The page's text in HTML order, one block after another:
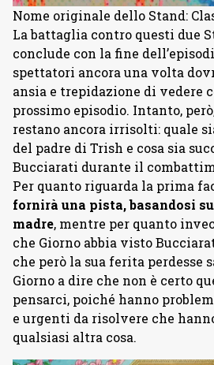
Nome originale dello Stand:
La battaglia contro questi due
conclude con la fine
spettatori ancora una volta
ansia e trepidazione di vedere
prossimo episodio. Intanto,
restano ancora irrisolti: quale
del padre di Trish e cosa sia
Bucciarati durante il
Per quanto riguarda la prima
fornirà una pista, basandosi
madre, mentre per quanto
che Giorno abbia visto
che però la sua ferita perdesse
Giorno a dire che non è certo
pensarci, poiché hanno
e urgenti da risolvere che
qualsiasi altra cosa.